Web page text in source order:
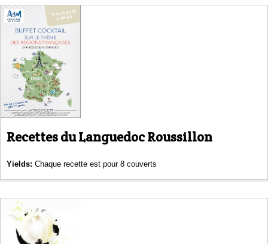
Recettes du Languedoc Roussillon
Yields: Chaque recette est pour 8 couverts